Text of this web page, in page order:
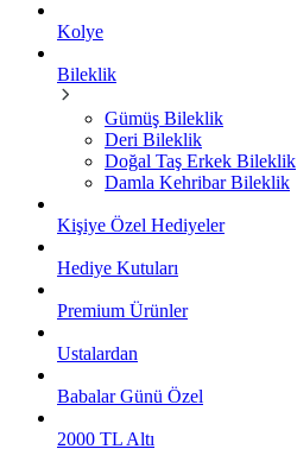
Kolye
Bileklik
Gümüş Bileklik
Deri Bileklik
Doğal Taş Erkek Bileklik
Damla Kehribar Bileklik
Kişiye Özel Hediyeler
Hediye Kutuları
Premium Ürünler
Ustalardan
Babalar Günü Özel
2000 TL Altı